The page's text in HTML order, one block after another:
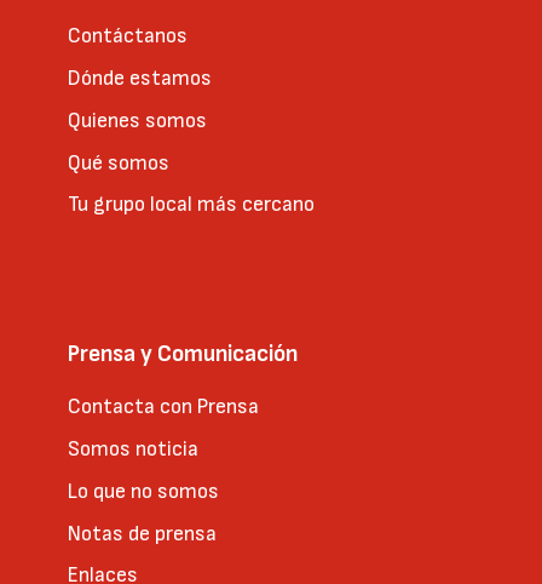
Contáctanos
Dónde estamos
Quienes somos
Qué somos
Tu grupo local más cercano
Prensa y Comunicación
Contacta con Prensa
Somos noticia
Lo que no somos
Notas de prensa
Enlaces